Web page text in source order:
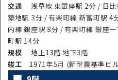
交通
浅草線 東銀座駅 2分 / 日
築地駅 3分 / 有楽町線 新富町駅 4
内線 銀座駅 8分 / 有楽町線 銀座
町駅 14分
規模
地上13階 地下3階
竣⼯ 1971年5月 (新耐震基準ビ